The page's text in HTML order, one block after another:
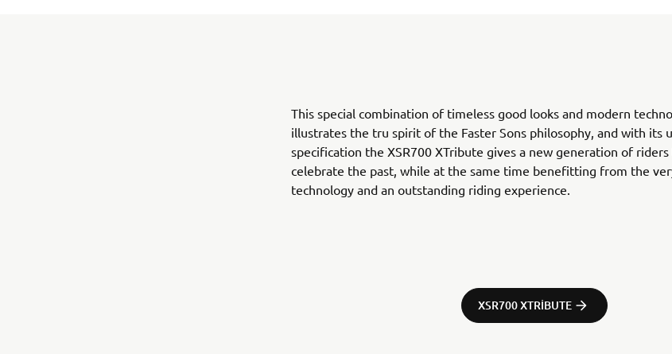
This special combination of timeless good looks and modern
illustrates the tru spirit of the Faster Sons philosophy, and with its
specification the XSR700 XTribute gives a new generation of
celebrate the past, while at the same time benefitting from the
technology and an outstanding riding experience.
XSR700 XTRIBUTE